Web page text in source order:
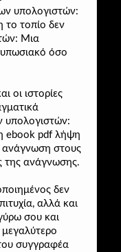
υπολογιστών:
τοπίο δεν
Μια
όσο
οι ιστορίες
υπολογιστών:
ebook pdf λήψη
ανάγνωση στους
της ανάγνωσης.
δεν
αλλά και
σου και
συγγραφέα